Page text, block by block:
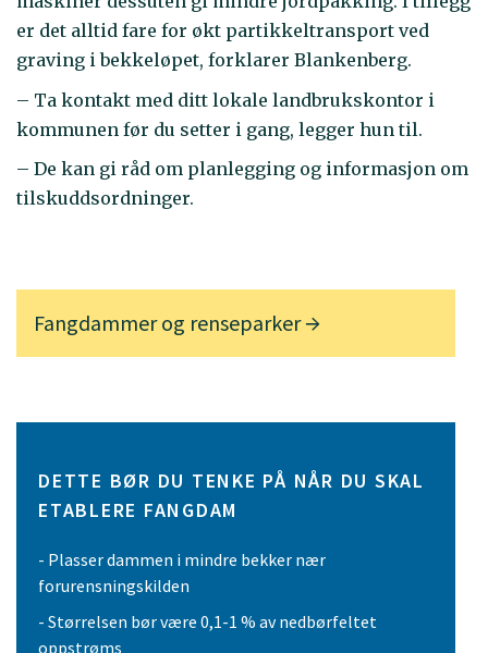
er det alltid fare for økt partikkeltransport ved
graving i bekkeløpet, forklarer Blankenberg.
– Ta kontakt med ditt lokale landbrukskontor i
kommunen før du setter i gang, legger hun til.
– De kan gi råd om planlegging og informasjon om
tilskuddsordninger.
Fangdammer og renseparker
DETTE BØR DU TENKE PÅ NÅR DU SKAL
ETABLERE FANGDAM
- Plasser dammen i mindre bekker nær
forurensningskilden
- Størrelsen bør være 0,1-1 % av nedbørfeltet
oppstrøms